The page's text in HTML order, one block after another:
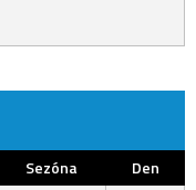
Sezóna
Den